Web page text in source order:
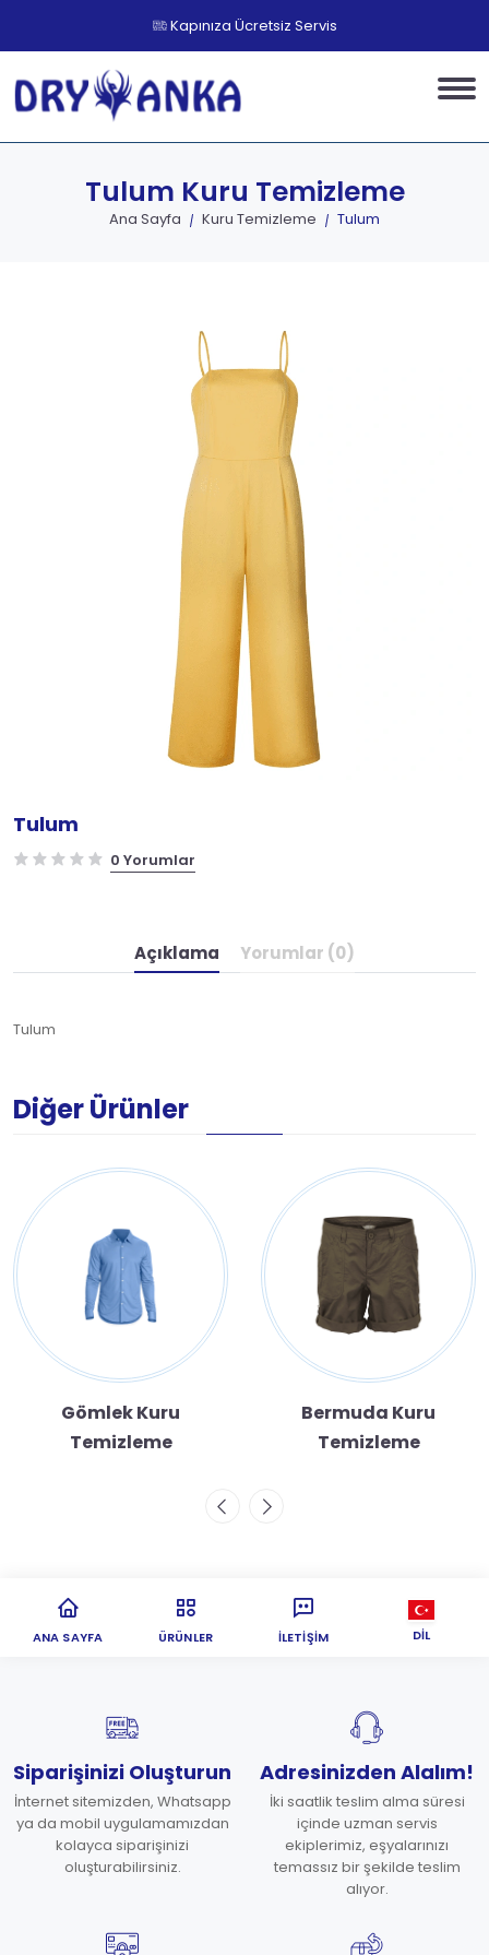
Kapınıza Ücretsiz Servis
Tulum Kuru Temizleme
Ana Sayfa Kuru Temizleme Tulum
Tulum
0 Yorumlar
Açıklama Yorumlar (0)
Tulum
Diğer Ürünler
Gömlek Kuru
Temizleme
Bermuda Kuru
Temizleme
ANA SAYFA ÜRÜNLER İLETIŞIM DIL
Siparişinizi Oluşturun
İnternet sitemizden, Whatsapp
ya da mobil uygulamamızdan
kolayca siparişinizi
oluşturabilirsiniz.
Adresinizden Alalım!
İki saatlik teslim alma süresi
içinde uzman servis
ekiplerimiz, eşyalarınızı
temassız bir şekilde teslim
alıyor.